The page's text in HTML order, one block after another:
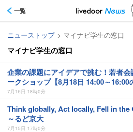
一覧
ニューストップ > マイナビ学生の窓口
マイナビ学生の窓口
企業の課題にアイデアで挑む！若者
ークショップ【8月18日 14:00～16:00
7月16日 18時0分
Think globally, Act locally, Fell in the
～るど京大
7月15日 17時0分